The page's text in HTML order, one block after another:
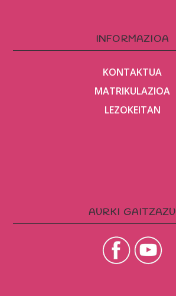
INFORMAZIOA
KONTAKTUA
MATRIKULAZIOA
LEZOKEITAN
AURKI GAITZAZU